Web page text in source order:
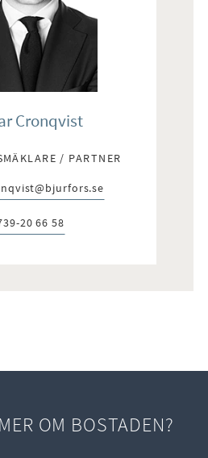
Cronqvist
/ PARTNER
20 66 58
OM BOSTADEN?